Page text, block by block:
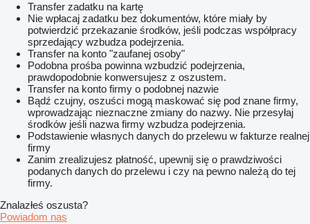
Transfer zadatku na kartę
Nie wpłacaj zadatku bez dokumentów, które miały by
potwierdzić przekazanie środków, jeśli podczas współpracy
sprzedający wzbudza podejrzenia.
Transfer na konto "zaufanej osoby"
Podobna prośba powinna wzbudzić podejrzenia,
prawdopodobnie konwersujesz z oszustem.
Transfer na konto firmy o podobnej nazwie
Bądź czujny, oszuści mogą maskować się pod znane firmy,
wprowadzając nieznaczne zmiany do nazwy. Nie przesyłaj
środków jeśli nazwa firmy wzbudza podejrzenia.
Podstawienie własnych danych do przelewu w fakturze realnej
firmy
Zanim zrealizujesz płatność, upewnij się o prawdziwości
podanych danych do przelewu i czy na pewno należą do tej
firmy.
Znalazłeś oszusta?
Powiadom nas